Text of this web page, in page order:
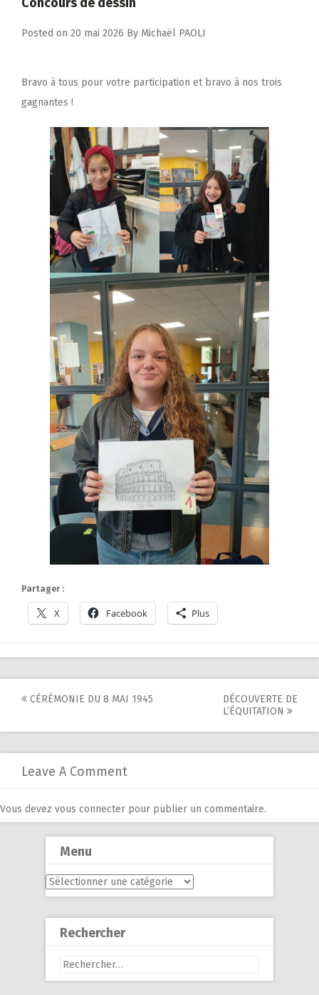
Posted on 20 mai 2026 By Michaël PAOLI
Bravo à tous pour votre participation et bravo à nos trois
gagnantes !
Partager :
X Facebook Plus
Post
navigation
CÉRÉMONIE DU 8 MAI 1945
DÉCOUVERTE DE
L’ÉQUITATION
Leave A Comment
Vous devez vous connecter pour publier un commentaire.
Menu
Menu
Rechercher
Rechercher :